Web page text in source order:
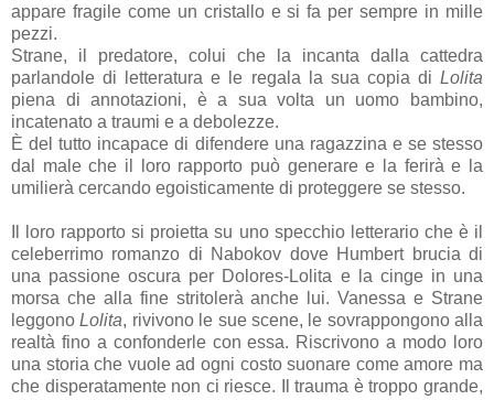
appare fragile come un cristallo e si fa per sempre in mille
pezzi.
Strane, il predatore, colui che la incanta dalla cattedra
parlandole di letteratura e le regala la sua copia di Lolita
piena di annotazioni, è a sua volta un uomo bambino,
incatenato a traumi e a debolezze.
È del tutto incapace di difendere una ragazzina e se stesso
dal male che il loro rapporto può generare e la ferirà e la
umilierà cercando egoisticamente di proteggere se stesso.
Il loro rapporto si proietta su uno specchio letterario che è il
celeberrimo romanzo di Nabokov dove Humbert brucia di
una passione oscura per Dolores-Lolita e la cinge in una
morsa che alla fine stritolerà anche lui. Vanessa e Strane
leggonoLolita, rivivono le sue scene, le sovrappongono alla
realtà fino a confonderle con essa. Riscrivono a modo loro
una storia che vuole ad ogni costo suonare come amore ma
che disperatamente non ci riesce. Il trauma è troppo grande,